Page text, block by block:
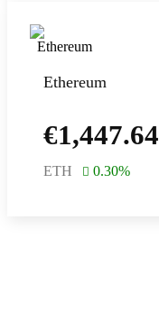
Ethereum
€1,447.64
ETH 0.30%